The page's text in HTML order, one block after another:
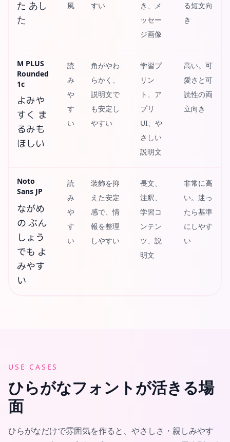
た あし
た
風
すい
き、メ
ッセー
ジ画像
る短文向
き
M PLUS
Rounded
1c
よみや
すく ま
るみも
ほしい
読
み
や
す
い
角がやわ
らかく、
説明文で
も安定し
やすい
学習プ
リン
ト、ア
プリ
UI、や
さしい
説明文
高い。可
愛さと可
読性の両
立向き
Noto
Sans JP
ながめ
の ぶん
しょう
でも よ
みやす
い
読
み
や
す
い
装飾を抑
えた安定
感で、情
報を整理
しやすい
長文、
注釈、
学習コ
ンテン
ツ、説
明文
非常に高
い。迷っ
たら基準
にしやす
い
USE CASES
ひらがなフォントが活きる場
面
ひらがなだけで雰囲気を作ると、やさしさ・親しみやす